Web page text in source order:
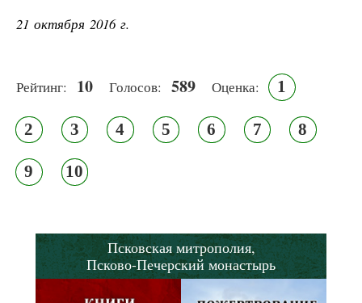
21 октября 2016 г.
Рейтинг: 10 Голосов: 589 Оценка: 1
2 3 4 5 6 7 8
9 10
Псковская митрополия,
Псково-Печерский монастырь